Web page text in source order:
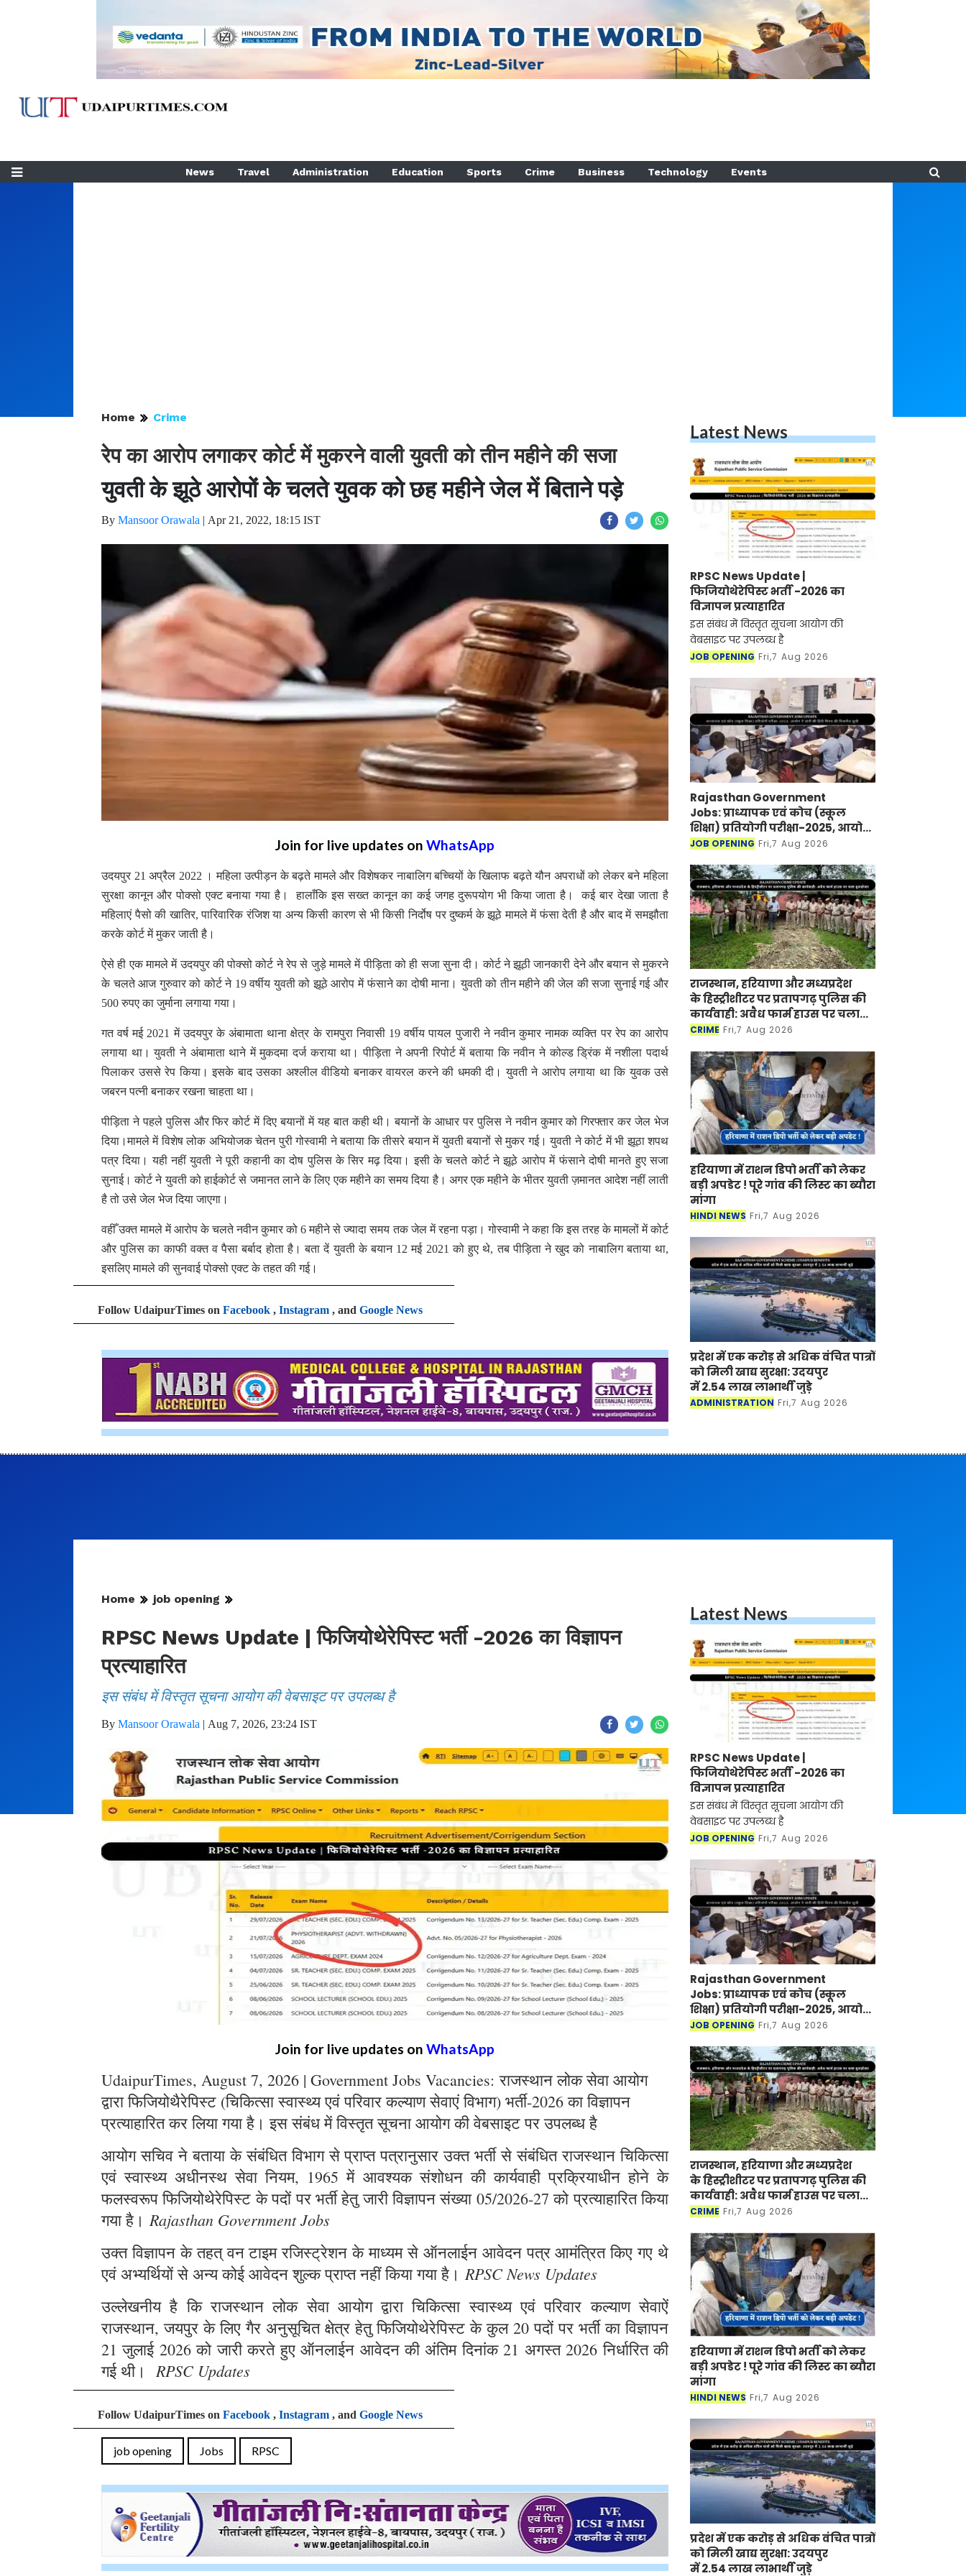
News Travel Administration Education Sports Crime Business Technology Events
Home Crime
रेप का आरोप लगाकर कोर्ट में मुकरने वाली युवती को तीन महीने की सजा
युवती के झूठे आरोपों के चलते युवक को छह महीने जेल में बिताने पड़े
By Mansoor Orawala | Apr 21, 2022, 18:15 IST
Join for live updates on WhatsApp
उदयपुर 21 अप्रैल 2022 । महिला उत्पीड़न के बढ़ते मामले और विशेषकर नाबालिग बच्चियों के खिलाफ बढ़ते यौन अपराधों को लेकर बने महिला
सुरक्षा कानून और पोक्सो एक्ट बनाया गया है। हालाँकि इस सख्त कानून का कई जगह दुरूपयोग भी किया जाता है। कई बार देखा जाता है
महिलाएं पैसो की खातिर, पारिवारिक रंजिश या अन्य किसी कारण से भी किसी निर्दोष पर दुष्कर्म के झूठे मामले में फंसा देती है और बाद में समझौता
करके कोर्ट में मुकर जाती है।
ऐसे ही एक मामले में उदयपुर की पोक्सो कोर्ट ने रेप से जुड़े मामले में पीड़िता को ही सजा सुना दी। कोर्ट ने झूठी जानकारी देने और बयान से मुकरने
के चलते आज गुरुवार को कोर्ट ने 19 वर्षीय युवती को झूठे आरोप में फंसाने का दोषी माना। युवती को तीन महीने की जेल की सजा सुनाई गई और
500 रुपए का जुर्माना लगाया गया।
गत वर्ष मई 2021 में उदयपुर के अंबामाता थाना क्षेत्र के रामपुरा निवासी 19 वर्षीय पायल पुजारी ने नवीन कुमार नामक व्यक्ति पर रेप का आरोप
लगाया था। युवती ने अंबामाता थाने में मुकदमा दर्ज कराया था। पीड़िता ने अपनी रिपोर्ट में बताया कि नवीन ने कोल्ड ड्रिंक में नशीला पदार्थ
पिलाकर उससे रेप किया। इसके बाद उसका अश्लील वीडियो बनाकर वायरल करने की धमकी दी। युवती ने आरोप लगाया था कि युवक उसे
जबरन पत्नी बनाकर रखना चाहता था।
पीड़िता ने पहले पुलिस और फिर कोर्ट में दिए बयानों में यह बात कही थी। बयानों के आधार पर पुलिस ने नवीन कुमार को गिरफ्तार कर जेल भेज
दिया।मामले में विशेष लोक अभियोजक चेतन पुरी गोस्वामी ने बताया कि तीसरे बयान में युवती बयानों से मुकर गई। युवती ने कोर्ट में भी झूठा शपथ
पत्र दिया। यही नहीं युवती ने पूरी कहानी का दोष पुलिस के सिर मढ़ दिया। इसी के चलते कोर्ट ने झूठे आरोप में फंसाने दोषी मानते हुए सजा
सुनाई। कोर्ट ने युवती को हाईकोर्ट से जमानत लाने के लिए एक महीने का समय दिया है। अगर एक महीने के भीतर युवती ज़मानत आदेश नहीं लाती
है तो उसे जेल भेज दिया जाएगा।
वहीँ उक्त मामले में आरोप के चलते नवीन कुमार को 6 महीने से ज्यादा समय तक जेल में रहना पड़ा। गोस्वामी ने कहा कि इस तरह के मामलों में कोर्ट
और पुलिस का काफी वक्त व पैसा बर्बाद होता है। बता दें युवती के बयान 12 मई 2021 को हुए थे, तब पीड़िता ने खुद को नाबालिग बताया था,
इसलिए मामले की सुनवाई पोक्सो एक्ट के तहत की गई।
Follow UdaipurTimes on Facebook , Instagram , and Google News
Latest News
RPSC News Update |
फिजियोथेरेपिस्ट भर्ती -2026 का
विज्ञापन प्रत्याहारित
इस संबंध में विस्तृत सूचना आयोग की
वेबसाइट पर उपलब्ध है
JOB OPENING Fri,7 Aug 2026
Rajasthan Government
Jobs: प्राध्यापक एवं कोच (स्कूल
शिक्षा) प्रतियोगी परीक्षा-2025, आयोग
ने जारी की हिंदी विषय की विचारित
JOB OPENING Fri,7 Aug 2026
राजस्थान, हरियाणा और मध्यप्रदेश
के हिस्ट्रीशीटर पर प्रतापगढ़ पुलिस की
कार्यवाही: अवैध फार्म हाउस पर चला
बुलडोजर
CRIME Fri,7 Aug 2026
हरियाणा में राशन डिपो भर्ती को लेकर
बड़ी अपडेट ! पूरे गांव की लिस्ट का ब्यौरा
मांगा
HINDI NEWS Fri,7 Aug 2026
प्रदेश में एक करोड़ से अधिक वंचित पात्रों
को मिली खाद्य सुरक्षा: उदयपुर
में 2.54 लाख लाभार्थी जुड़े
ADMINISTRATION Fri,7 Aug 2026
Home job opening
RPSC News Update | फिजियोथेरेपिस्ट भर्ती -2026 का विज्ञापन
प्रत्याहारित
इस संबंध में विस्तृत सूचना आयोग की वेबसाइट पर उपलब्ध है
By Mansoor Orawala | Aug 7, 2026, 23:24 IST
Join for live updates on WhatsApp
UdaipurTimes, August 7, 2026 | Government Jobs Vacancies: राजस्थान लोक सेवा आयोग
द्वारा फिजियोथैरेपिस्ट (चिकित्सा स्वास्थ्य एवं परिवार कल्याण सेवाएं विभाग) भर्ती-2026 का विज्ञापन
प्रत्याहारित कर लिया गया है। इस संबंध में विस्तृत सूचना आयोग की वेबसाइट पर उपलब्ध है
आयोग सचिव ने बताया के संबंधित विभाग से प्राप्त पत्रानुसार उक्त भर्ती से संबंधित राजस्थान चिकित्सा
एवं स्वास्थ्य अधीनस्थ सेवा नियम, 1965 में आवश्यक संशोधन की कार्यवाही प्रक्रियाधीन होने के
फलस्वरूप फिजियोथेरेपिस्ट के पदों पर भर्ती हेतु जारी विज्ञापन संख्या 05/2026-27 को प्रत्याहारित किया
गया है। Rajasthan Government Jobs
उक्त विज्ञापन के तहत् वन टाइम रजिस्ट्रेशन के माध्यम से ऑनलाईन आवेदन पत्र आमंत्रित किए गए थे
एवं अभ्यर्थियों से अन्य कोई आवेदन शुल्क प्राप्त नहीं किया गया है। RPSC News Updates
उल्लेखनीय है कि राजस्थान लोक सेवा आयोग द्वारा चिकित्सा स्वास्थ्य एवं परिवार कल्याण सेवाऐं
राजस्थान, जयपुर के लिए गैर अनुसूचित क्षेत्र हेतु फिजियोथेरेपिस्ट के कुल 20 पदों पर भर्ती का विज्ञापन
21 जुलाई 2026 को जारी करते हुए ऑनलाईन आवेदन की अंतिम दिनांक 21 अगस्त 2026 निर्धारित की
गई थी। RPSC Updates
Follow UdaipurTimes on Facebook , Instagram , and Google News
job opening Jobs RPSC
Latest News
RPSC News Update |
फिजियोथेरेपिस्ट भर्ती -2026 का
विज्ञापन प्रत्याहारित
इस संबंध में विस्तृत सूचना आयोग की
वेबसाइट पर उपलब्ध है
JOB OPENING Fri,7 Aug 2026
Rajasthan Government
Jobs: प्राध्यापक एवं कोच (स्कूल
शिक्षा) प्रतियोगी परीक्षा-2025, आयोग
ने जारी की हिंदी विषय की विचारित
JOB OPENING Fri,7 Aug 2026
राजस्थान, हरियाणा और मध्यप्रदेश
के हिस्ट्रीशीटर पर प्रतापगढ़ पुलिस की
कार्यवाही: अवैध फार्म हाउस पर चला
बुलडोजर
CRIME Fri,7 Aug 2026
हरियाणा में राशन डिपो भर्ती को लेकर
बड़ी अपडेट ! पूरे गांव की लिस्ट का ब्यौरा
मांगा
HINDI NEWS Fri,7 Aug 2026
प्रदेश में एक करोड़ से अधिक वंचित पात्रों
को मिली खाद्य सुरक्षा: उदयपुर
में 2.54 लाख लाभार्थी जुड़े